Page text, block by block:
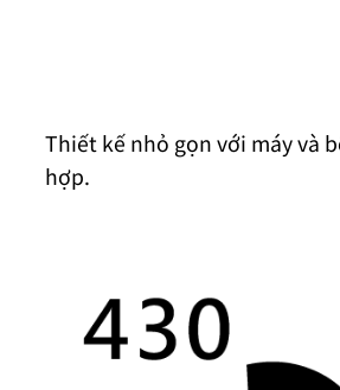
Thiết kế nhỏ gọn với máy và
hợp.